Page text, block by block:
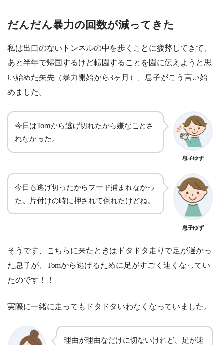
だんだん暴力の回数が減ってきた
私は出口のないトンネルの中を歩くことに疲弊してきて、
あと半年で帰国するけど転園することを園に伝えようと思
い始めた矢先（暴力開始から3ヶ月）、息子がこう言い始
めました。
今日はTomから逃げ切れたから嫌なことさ
れなかった。
息子ゆず
今日も逃げ切ったからフード捕まれなかっ
た。片付けの時に押されて倒れたけどね。
息子ゆず
そうです、こちらに来たときはドタドタ走りで足が遅かっ
た息子が、Tomから逃げるために足がすごく速くなってい
たのです！！
実際に一緒に走ってもドタドタいわなくなっていました。
理由が理由なだけに切ないけれど、足が速